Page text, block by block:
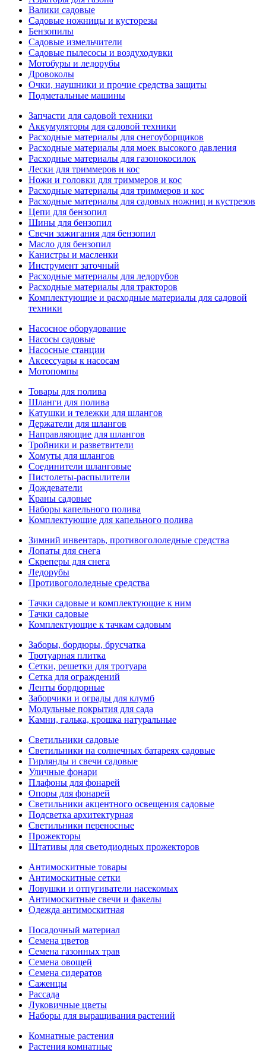
Валики садовые
Садовые ножницы и кусторезы
Бензопилы
Садовые измельчители
Садовые пылесосы и воздуходувки
Мотобуры и ледорубы
Дровоколы
Очки, наушники и прочие средства защиты
Подметальные машины
Запчасти для садовой техники
Аккумуляторы для садовой техники
Расходные материалы для снегоуборщиков
Расходные материалы для моек высокого давления
Расходные материалы для газонокосилок
Лески для триммеров и кос
Ножи и головки для триммеров и кос
Расходные материалы для триммеров и кос
Расходные материалы для садовых ножниц и кустрезов
Цепи для бензопил
Шины для бензопил
Свечи зажигания для бензопил
Масло для бензопил
Канистры и масленки
Инструмент заточный
Расходные материалы для ледорубов
Расходные материалы для тракторов
Комплектующие и расходные материалы для садовой
техники
Насосное оборудование
Насосы садовые
Насосные станции
Аксессуары к насосам
Мотопомпы
Товары для полива
Шланги для полива
Катушки и тележки для шлангов
Держатели для шлангов
Направляющие для шлангов
Тройники и разветвители
Хомуты для шлангов
Соединители шланговые
Пистолеты-распылители
Дождеватели
Краны садовые
Наборы капельного полива
Комплектующие для капельного полива
Зимний инвентарь, противогололедные средства
Лопаты для снега
Скреперы для снега
Ледорубы
Противогололедные средства
Тачки садовые и комплектующие к ним
Тачки садовые
Комплектующие к тачкам садовым
Заборы, бордюры, брусчатка
Тротуарная плитка
Сетки, решетки для тротуара
Сетка для ограждений
Ленты бордюрные
Заборчики и ограды для клумб
Модульные покрытия для сада
Камни, галька, крошка натуральные
Светильники садовые
Светильники на солнечных батареях садовые
Гирлянды и свечи садовые
Уличные фонари
Плафоны для фонарей
Опоры для фонарей
Светильники акцентного освещения садовые
Подсветка архитектурная
Светильники переносные
Прожекторы
Штативы для светодиодных прожекторов
Антимоскитные товары
Антимоскитные сетки
Ловушки и отпугиватели насекомых
Антимоскитные свечи и факелы
Одежда антимоскитная
Посадочный материал
Семена цветов
Семена газонных трав
Семена овощей
Семена сидератов
Саженцы
Рассада
Луковичные цветы
Наборы для выращивания растений
Комнатные растения
Растения комнатные